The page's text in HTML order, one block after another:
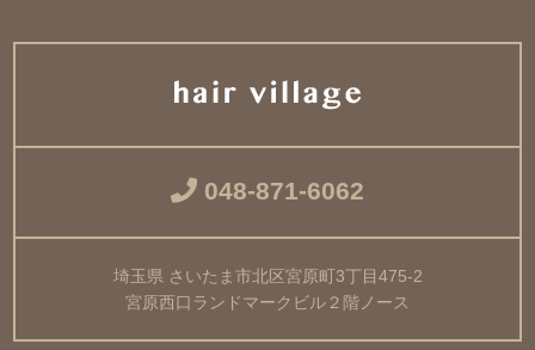
048-871-6062
埼玉県 さいたま市北区宮原町3丁目475-2
宮原西口ランドマークビル２階ノース